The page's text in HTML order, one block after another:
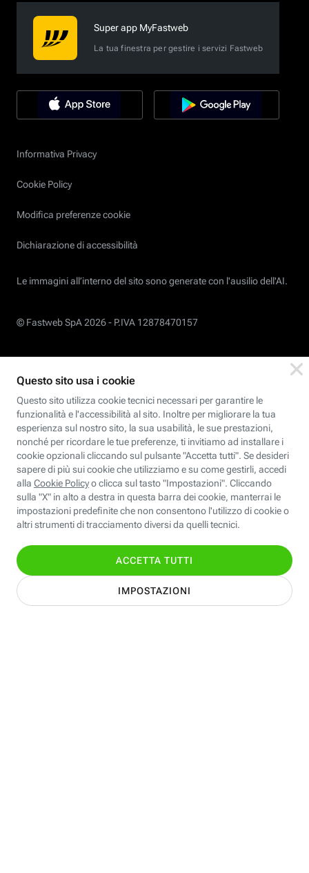
Super app MyFastweb
La tua finestra per gestire i servizi Fastweb
Informativa Privacy
Cookie Policy
Modifica preferenze cookie
Dichiarazione di accessibilità
Le immagini all’interno del sito sono generate con l'ausilio dell'AI.
© Fastweb SpA 2026 - P.IVA 12878470157